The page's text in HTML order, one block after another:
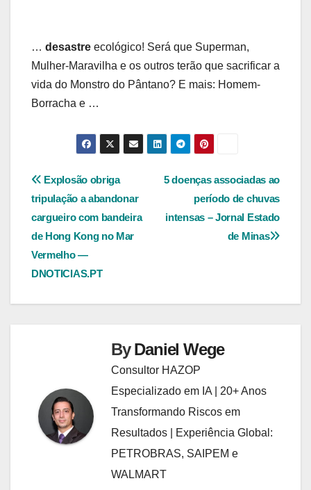
… desastre ecológico! Será que Superman,
Mulher-Maravilha e os outros terão que sacrificar a
vida do Monstro do Pântano? E mais: Homem-
Borracha e …
Navegação
de
Post
5 doenças associadas ao
período de chuvas
intensas – Jornal Estado
de Minas
Explosão obriga
tripulação a abandonar
cargueiro com bandeira
de Hong Kong no Mar
Vermelho —
DNOTICIAS.PT
ByDaniel Wege
Consultor HAZOP
Especializado em IA | 20+ Anos
Transformando Riscos em
Resultados | Experiência Global:
PETROBRAS, SAIPEM e
WALMART